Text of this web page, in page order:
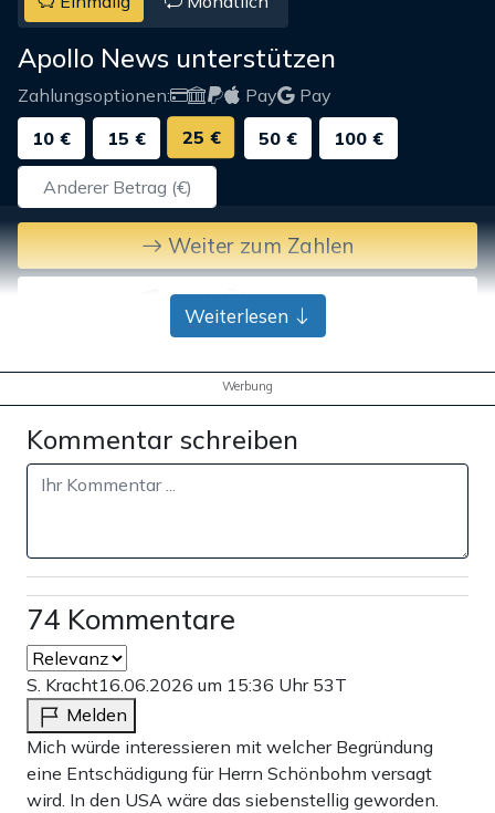
Apollo News unterstützen
Zahlungsoptionen: Pay
Pay
10 €
15 € 25 € 50 € 100 €
Weiter zum Zahlen
Bank-Überweisung
Weiterlesen
Werbung
Kommentar schreiben
74 Kommentare
S. Kracht16.06.2026 um 15:36 Uhr 53T
Melden
Mich würde interessieren mit welcher Begründung
eine Entschädigung für Herrn Schönbohm versagt
wird. In den USA wäre das siebenstellig geworden.